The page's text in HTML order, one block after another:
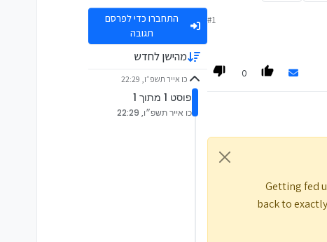
#1
0
Getting fed
back to
התחברו כדי לפרסם
תגובה
מהישן לחדש
כו אייר תשפ״ו, 22:29
פוסט 1 מתוך 1
כו אייר תשפ״ו, 22:29